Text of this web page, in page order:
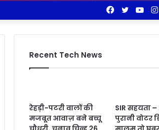
Twitter
Facebook
Recent Tech News
रेहड़ी-पटरी वालों की
मजबूत आवाज़ बने बच्चू
SIR सहयता
पुरानी वोटर